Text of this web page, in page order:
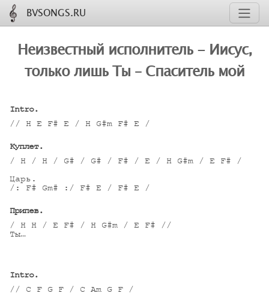
BVSONGS.RU
Неизвестный исполнитель - Иисус,
только лишь Ты – Спаситель мой
Intro.
// H E F# E / H G#m F# E /
Куплет.
/ H / H / G# / G# / F# / E / H G#m / E F# /
Царь.
/: F# Gm# :/ F# E / F# E /
Припев.
/ H H / E F# / H G#m / E F# //
Ты…
Intro.
// C F G F / C Am G F /